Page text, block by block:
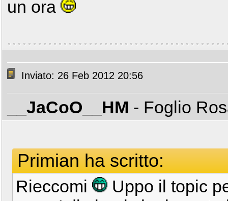
un ora
Inviato: 26 Feb 2012 20:56
__JaCoO__HM - Foglio
Primian ha scritto:
Rieccomi
Uppo il topic